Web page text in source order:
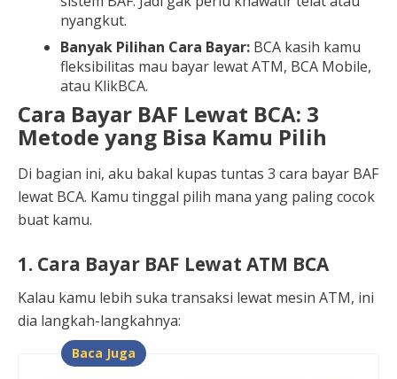
nyangkut.
Banyak Pilihan Cara Bayar: BCA kasih kamu
fleksibilitas mau bayar lewat ATM, BCA Mobile,
atau KlikBCA.
Cara Bayar BAF Lewat BCA: 3
Metode yang Bisa Kamu Pilih
Di bagian ini, aku bakal kupas tuntas 3 cara bayar BAF
lewat BCA. Kamu tinggal pilih mana yang paling cocok
buat kamu.
1. Cara Bayar BAF Lewat ATM BCA
Kalau kamu lebih suka transaksi lewat mesin ATM, ini
dia langkah-langkahnya:
Baca Juga